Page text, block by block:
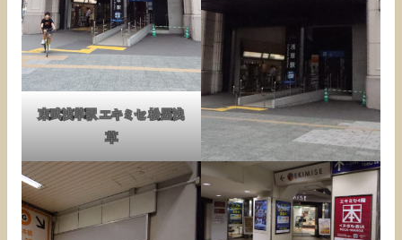
東武浅草駅 エキミセ 松屋浅
草